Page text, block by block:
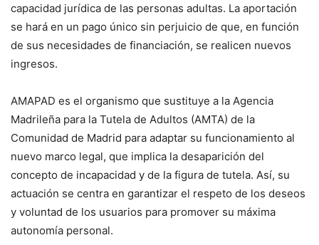
capacidad jurídica de las personas adultas. La aportación
se hará en un pago único sin perjuicio de que, en función
de sus necesidades de financiación, se realicen nuevos
ingresos.
AMAPAD es el organismo que sustituye a la Agencia
Madrileña para la Tutela de Adultos (AMTA) de la
Comunidad de Madrid para adaptar su funcionamiento al
nuevo marco legal, que implica la desaparición del
concepto de incapacidad y de la figura de tutela. Así, su
actuación se centra en garantizar el respeto de los deseos
y voluntad de los usuarios para promover su máxima
autonomía personal.